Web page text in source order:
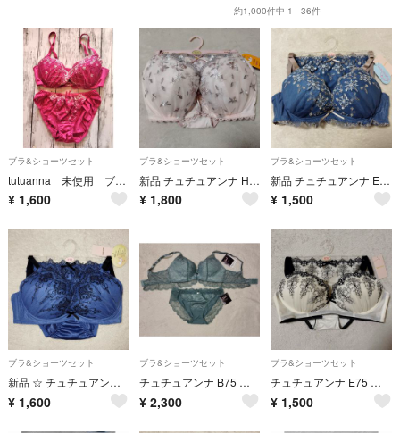
約1,000件中 1 - 36件
ブラ&ショーツセット
tutuanna 未使用 ブラジャーD75&ショーツМサイズ 上下セット
¥ 1,600
ブラ&ショーツセット
新品 チュチュアンナ H70 永遠のブラ 大きな胸を小さく見せる ブラ&ショーツ
¥ 1,800
ブラ&ショーツセット
新品 チュチュアンナ E75トキメキブラ 谷間タイプ 寄せ上げ ブラ&ショーツ
¥ 1,500
ブラ&ショーツセット
新品 ☆ チュチュアンナ F75 幾何学 谷間タイプ 寄せ上げ ブラ&ショーツ
¥ 1,600
ブラ&ショーツセット
チュチュアンナ B75 シャルマンノワール ノンワイヤー 特盛 ブラ＆ショーツ
¥ 2,300
ブラ&ショーツセット
チュチュアンナ E75 幾何学刺繍 ノンワイヤー 寄せ上げ 脇高 ブラ＆ショーツ
¥ 1,500